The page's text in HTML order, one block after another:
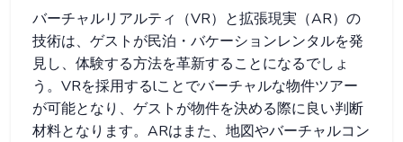
バーチャルリアルティ（VR）と拡張現実（AR）の
技術は、ゲストが民泊・バケーションレンタルを発
見し、体験する方法を革新することになるでしょ
う。VRを採用するlことでバーチャルな物件ツアー
が可能となり、ゲストが物件を決める際に良い判断
材料となります。ARはまた、地図やバーチャルコン